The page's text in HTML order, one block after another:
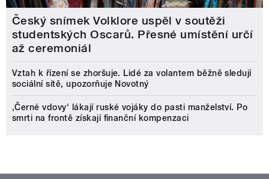
Český snímek Volklore uspěl v soutěži
studentských Oscarů. Přesné umístění určí
až ceremoniál
Vztah k řízení se zhoršuje. Lidé za volantem běžně sledují
sociální sítě, upozorňuje Novotný
‚Černé vdovy‘ lákají ruské vojáky do pasti manželství. Po
smrti na frontě získají finanční kompenzaci